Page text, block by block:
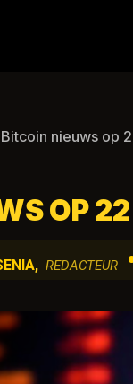
nieuws op
OP
, REDACTEUR